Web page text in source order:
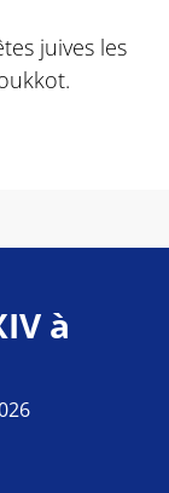
juives les
à